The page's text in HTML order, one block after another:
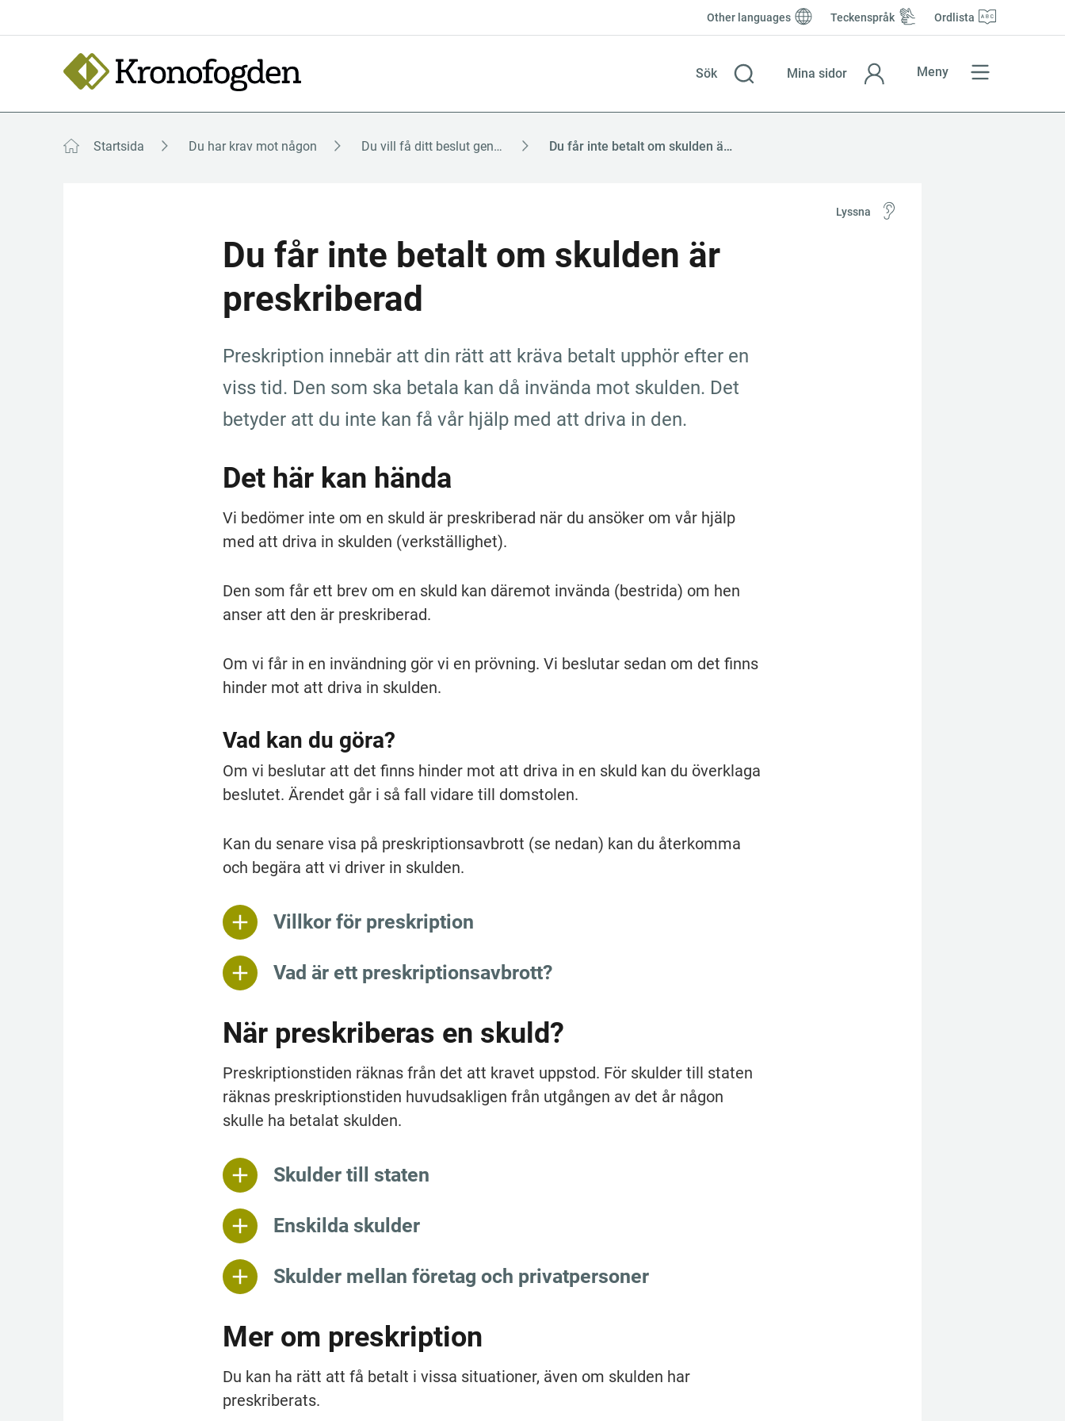
Other languages Teckenspråk Ordlista
Sök Mina sidor Meny
Startsida Du har krav mot någon Du vill få ditt beslut genomfört (verkställighet) Du får inte betalt om skulden är preskriberad
Lyssna
Du får inte betalt om skulden är
preskriberad
Preskription innebär att din rätt att kräva betalt upphör efter en
viss tid. Den som ska betala kan då invända mot skulden. Det
betyder att du inte kan få vår hjälp med att driva in den.
Det här kan hända
Vi bedömer inte om en skuld är preskriberad när du ansöker om vår hjälp
med att driva in skulden (verkställighet).
Den som får ett brev om en skuld kan däremot invända (bestrida) om hen
anser att den är preskriberad.
Om vi får in en invändning gör vi en prövning. Vi beslutar sedan om det finns
hinder mot att driva in skulden.
Vad kan du göra?
Om vi beslutar att det finns hinder mot att driva in en skuld kan du överklaga
beslutet. Ärendet går i så fall vidare till domstolen.
Kan du senare visa på preskriptionsavbrott (se nedan) kan du återkomma
och begära att vi driver in skulden.
Villkor för preskription
Vad är ett preskriptionsavbrott?
När preskriberas en skuld?
Preskriptionstiden räknas från det att kravet uppstod. För skulder till staten
räknas preskriptionstiden huvudsakligen från utgången av det år någon
skulle ha betalat skulden.
Skulder till staten
Enskilda skulder
Skulder mellan företag och privatpersoner
Mer om preskription
Du kan ha rätt att få betalt i vissa situationer, även om skulden har
preskriberats.